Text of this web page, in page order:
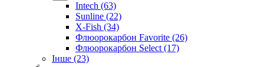
Intech (63)
Sunline (22)
X-Fish (34)
Флюорокарбон Favorite (26)
Флюорокарбон Select (17)
Інше (23)